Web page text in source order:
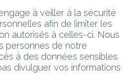
à veiller à la sécurité
afin de limiter les
autorisés à celles-ci. Nous
personnes de notre
à des données sensibles
divulguer vos informations